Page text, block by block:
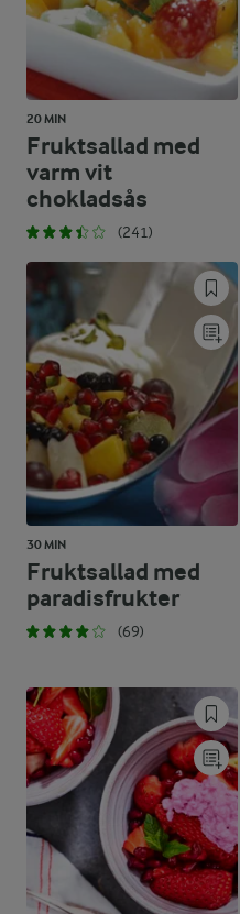
20 MIN
Fruktsallad med
varm vit
chokladsås
(241)
30 MIN
Fruktsallad med
paradisfrukter
(69)